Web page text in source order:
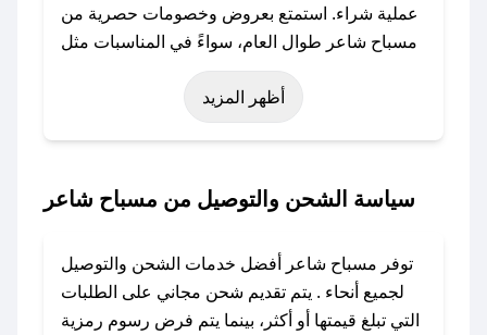
عملية شراء. استمتع بعروض وخصومات حصرية من
مسباح شاعر طوال العام، سواءً في المناسبات مثل
عيد الفطر، عيد الأضحى، الجمعة البيضاء (شهر
نوفمبر)، رمضان، اليوم الوطني، يوم التأسيس، أو
حتى عروض خاصة أخرى.
باستخدام تطبيق صحصح، يمكنك العثور بسهولة على
الكوبون، تواصل معنا عبر تويتر أو البريد الإلكتروني
لإضافته بسرعة.
أظهر المزيد
سياسة الشحن والتوصيل من مسباح شاعر
توفر مسباح شاعر أفضل خدمات الشحن والتوصيل
لجميع أنحاء . يتم تقديم شحن مجاني على الطلبات
التي تبلغ قيمتها أو أكثر، بينما يتم فرض رسوم رمزية